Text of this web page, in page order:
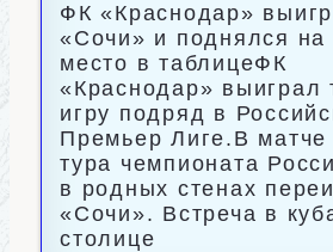
ФК «Краснодар»
«Сочи» и поднялся на
место в таблицеФК
«Краснодар» выиграл
игру подряд в
Премьер Лиге.В матче
тура чемпионата
в родных стенах
«Сочи». Встреча в
столице